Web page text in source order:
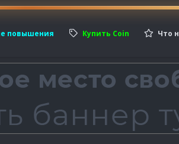
повышения Купить Coin Что